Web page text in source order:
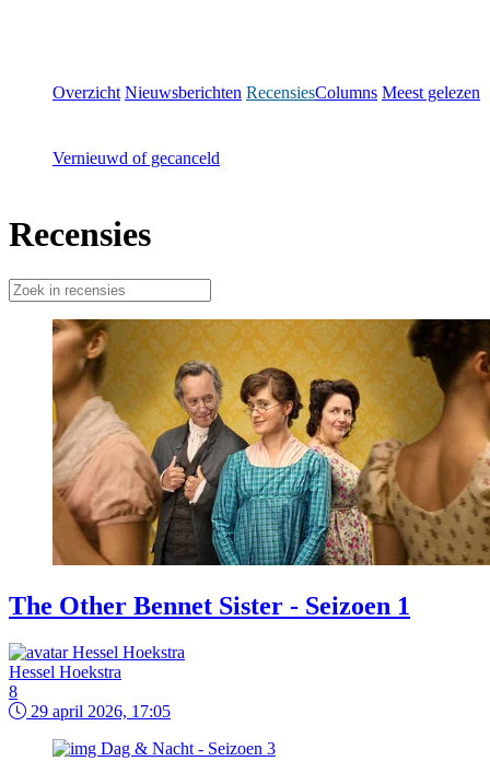
Overzicht Nieuwsberichten RecensiesColumns Meest gelezen
Vernieuwd of gecanceld
Recensies
The Other Bennet Sister - Seizoen 1
Hessel Hoekstra
8
29 april 2026, 17:05